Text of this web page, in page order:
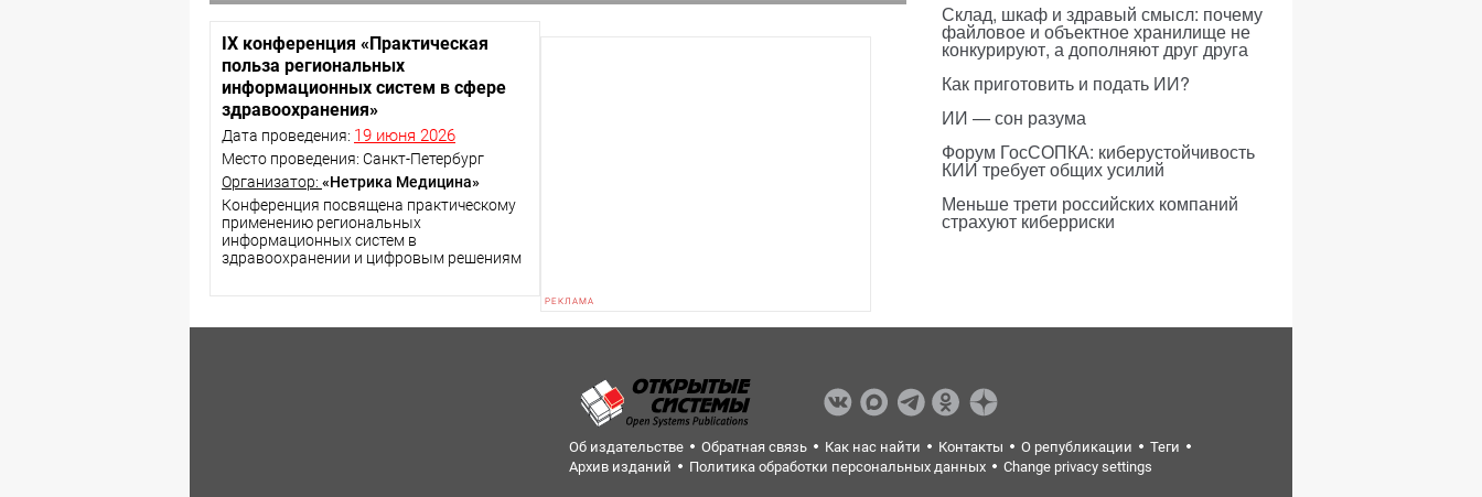
IX конференция «Практическая
польза региональных
информационных систем в сфере
здравоохранения»
Дата проведения: 19 июня 2026
Место проведения: Санкт-Петербург
Организатор: «Нетрика Медицина»
Конференция посвящена практическому
применению региональных
информационных систем в
здравоохранении и цифровым решениям
Склад, шкаф и здравый смысл: почему
файловое и объектное хранилище не
конкурируют, а дополняют друг друга
Как приготовить и подать ИИ?
ИИ — сон разума
Форум ГосСОПКА: киберустойчивость
КИИ требует общих усилий
Меньше трети российских компаний
страхуют киберриски
Об издательстве Обратная связь Как нас найти Контакты О републикации
Теги
Архив изданий
Политика обработки персональных данных Change privacy settings